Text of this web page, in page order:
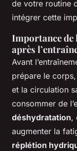
de votre routine
intégrer cette
Importance de
après
Avant
prépare le
et la circulation
consommer de
déshydratation,
augmenter la
réplétion